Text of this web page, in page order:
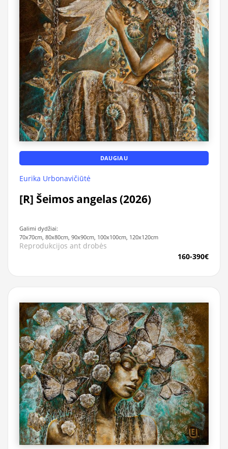
DAUGIAU
Eurika Urbonavičiūtė
[R] Šeimos angelas (2026)
Galimi dydžiai:
70x70cm, 80x80cm, 90x90cm, 100x100cm, 120x120cm
Reprodukcijos ant drobės
160-390€